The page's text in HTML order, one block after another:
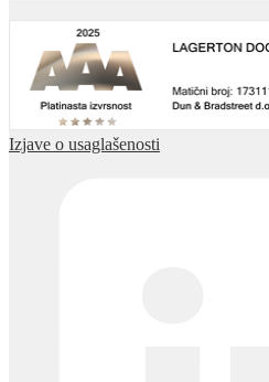
Izjave o usaglašenosti